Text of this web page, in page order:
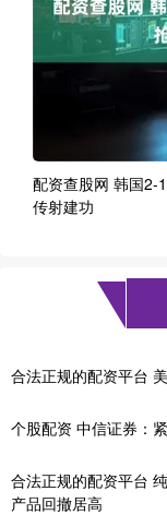
配资查股网 韩国2-
传射建功
合法正规的配资平台
个股配资 中信证券：
合法正规的配资平台
产品回撤居高